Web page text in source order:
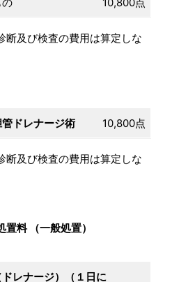
及び検査の費用は算定しな
ドレナージ術 10,800点
及び検査の費用は算定しな
（一般処置）
レナージ）（１日に